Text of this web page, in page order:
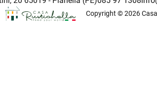
Copyright © 2026